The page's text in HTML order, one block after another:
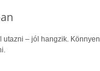
utazni – jól hangzik.